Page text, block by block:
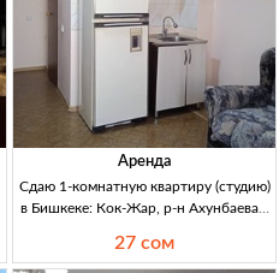
Аренда
Сдаю 1-комнатную квартиру (студию)
в Бишкеке: Кок-Жар, р-н Ахунбаева /
Кок-Жар (р-н Ахунбаева/7 апреля),
27 сом